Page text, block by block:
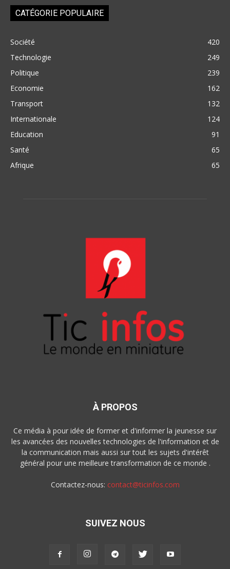
CATÉGORIE POPULAIRE
Société
420
Technologie
249
Politique
239
Economie
162
Transport
132
Internationale
124
Education
91
Santé
65
Afrique
65
À PROPOS
Ce média à pour idée de former et d'informer la jeunesse sur
les avancées des nouvelles technologies de l'information et de
la communication mais aussi sur tout les sujets d'intérêt
général pour une meilleure transformation de ce monde .
Contactez-nous: contact@ticinfos.com
SUIVEZ NOUS